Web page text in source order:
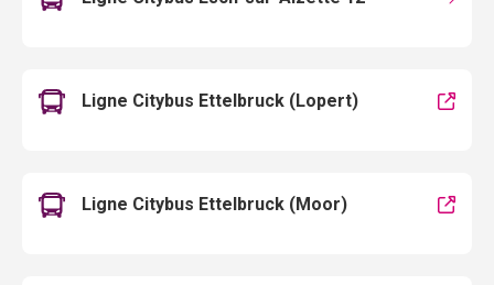
Ligne Citybus Ettelbruck (Lopert)
Ligne Citybus Ettelbruck (Moor)